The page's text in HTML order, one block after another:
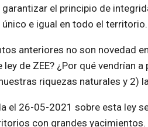
el principio de
e igual en todo el territorio.
anteriores no son novedad
de ZEE? ¿Por qué vendrían
riquezas naturales y 2)
el 26-05-2021 sobre esta ley
con grandes